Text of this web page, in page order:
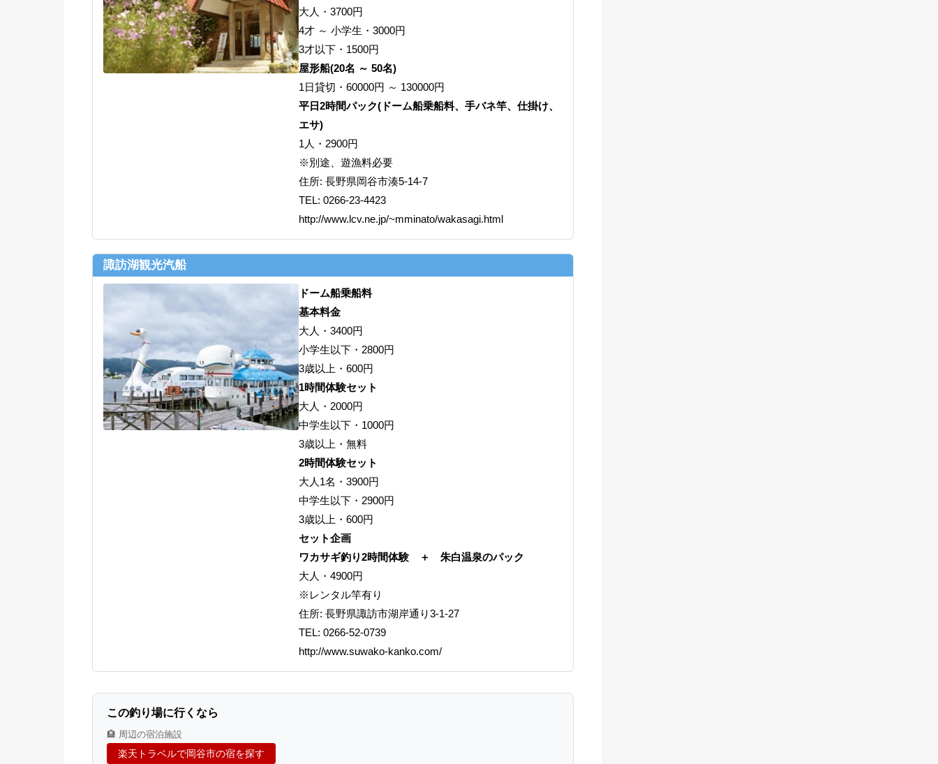
大人・3700円
4才 ～ 小学生・3000円
3才以下・1500円
屋形船(20名 ～ 50名)
1日貸切・60000円 ～ 130000円
平日2時間パック(ドーム船乗船料、手バネ竿、仕掛け、
エサ)
1人・2900円
※別途、遊漁料必要
住所: 長野県岡谷市湊5-14-7
TEL: 0266-23-4423
http://www.lcv.ne.jp/~mminato/wakasagi.html
諏訪湖観光汽船
ドーム船乗船料
基本料金
大人・3400円
小学生以下・2800円
3歳以上・600円
1時間体験セット
大人・2000円
中学生以下・1000円
3歳以上・無料
2時間体験セット
大人1名・3900円
中学生以下・2900円
3歳以上・600円
セット企画
ワカサギ釣り2時間体験 ＋ 朱白温泉のパック
大人・4900円
※レンタル竿有り
住所: 長野県諏訪市湖岸通り3-1-27
TEL: 0266-52-0739
http://www.suwako-kanko.com/
この釣り場に行くなら
🏨 周辺の宿泊施設
楽天トラベルで岡谷市の宿を探す